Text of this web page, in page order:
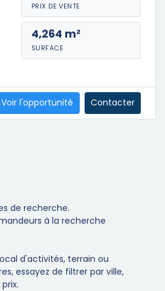
PRIX DE VENTE
4,264 m²
SURFACE
Voir l'opportunité Contacter
de recherche.
à la recherche
d'activités, terrain ou
essayez de filtrer par ville,